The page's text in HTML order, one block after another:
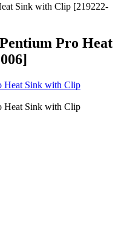
Sink with Clip [219222-
Pro Heat